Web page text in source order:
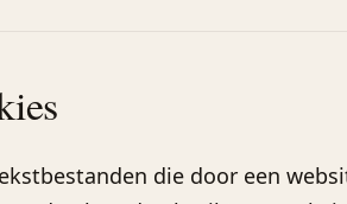
die door een